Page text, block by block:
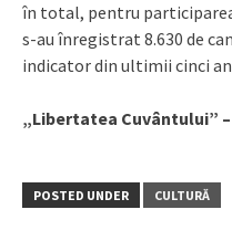
în total, pentru
s-au înregistrat 8.630 de
indicator din ultimii cinci
„Libertatea Cuvântului” –
POSTED UNDER CULTURĂ